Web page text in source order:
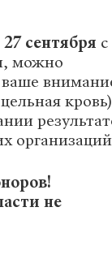
сентября с
можно
ваше
кровь)
не